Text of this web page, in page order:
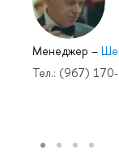
Менеджер –
Тел.: (967)